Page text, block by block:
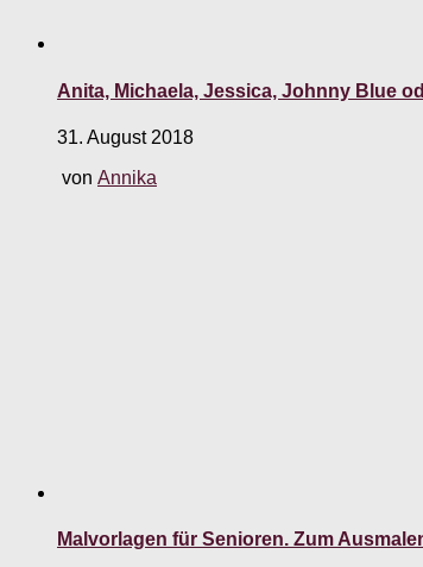
Anita, Michaela, Jessica, Johnny Blue
31. August 2018
von Annika
Malvorlagen für Senioren. Zum